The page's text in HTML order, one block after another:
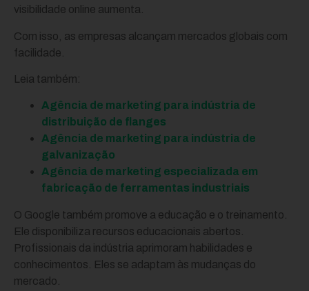
visibilidade online aumenta.
Com isso, as empresas alcançam mercados globais com
facilidade.
Leia também:
Agência de marketing para indústria de
distribuição de flanges
Agência de marketing para indústria de
galvanização
Agência de marketing especializada em
fabricação de ferramentas industriais
O Google também promove a educação e o treinamento.
Ele disponibiliza recursos educacionais abertos.
Profissionais da indústria aprimoram habilidades e
conhecimentos. Eles se adaptam às mudanças do
mercado.